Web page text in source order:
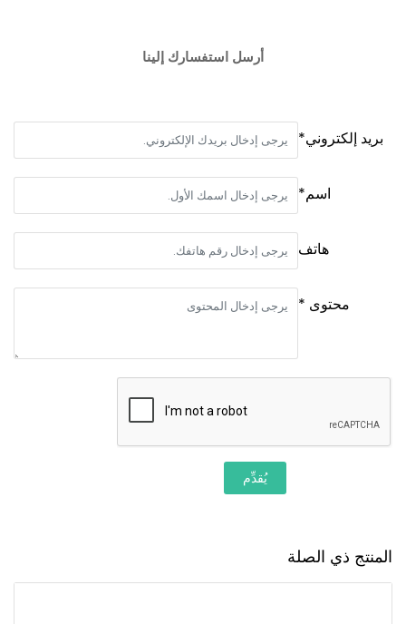
أرسل استفسارك إلينا
بريد إلكتروني*
اسم*
هاتف
محتوى *
يُقدِّم
المنتج ذي الصلة